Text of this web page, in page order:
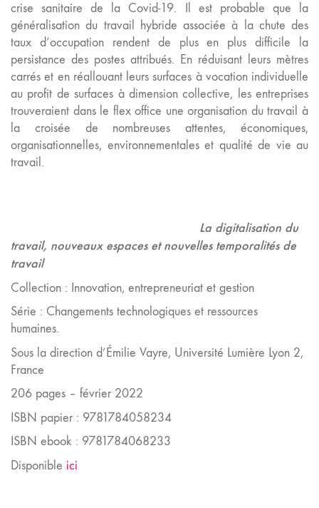
crise sanitaire de la Covid-19. Il est probable que la
généralisation du travail hybride associée à la chute des
taux d’occupation rendent de plus en plus difficile la
persistance des postes attribués. En réduisant leurs mètres
carrés et en réallouant leurs surfaces à vocation individuelle
au profit de surfaces à dimension collective, les entreprises
trouveraient dans le flex office une organisation du travail à
la croisée de nombreuses attentes, économiques,
organisationnelles, environnementales et qualité de vie au
travail.
La digitalisation du
travail, nouveaux espaces et nouvelles temporalités de
travail
Collection : Innovation, entrepreneuriat et gestion
Série : Changements technologiques et ressources
humaines.
Sous la direction d’Émilie Vayre, Université Lumière Lyon 2,
France
206 pages – février 2022
ISBN papier : 9781784058234
ISBN ebook : 9781784068233
Disponible ici